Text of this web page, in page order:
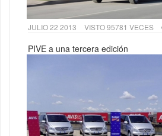
JULIO 22 2013 VISTO 95781 VECES
PIVE a una tercera edición